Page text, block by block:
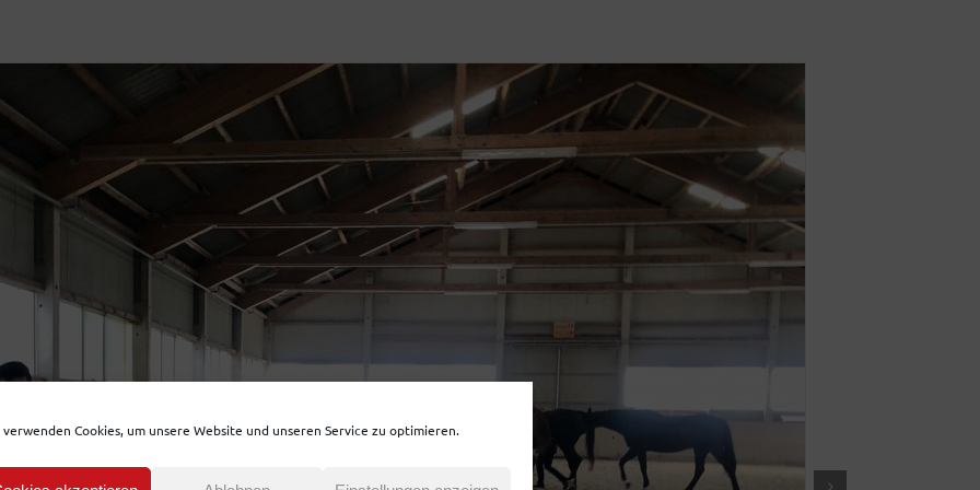
verwenden Cookies, um unsere Website und unseren Service zu optimieren.